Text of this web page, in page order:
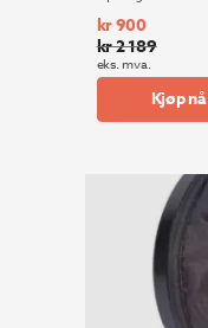
kr2 189
Opprinnelig
pris
kr900
Nåværende
pris
eks. mva.
Kjøp nå